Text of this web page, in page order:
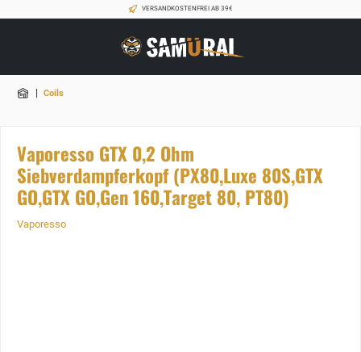
VERSANDKOSTENFREI AB 39€
| Coils
Vaporesso GTX 0,2 Ohm
Siebverdampferkopf (PX80,Luxe 80S,GTX
GO,GTX GO,Gen 160,Target 80, PT80)
Vaporesso